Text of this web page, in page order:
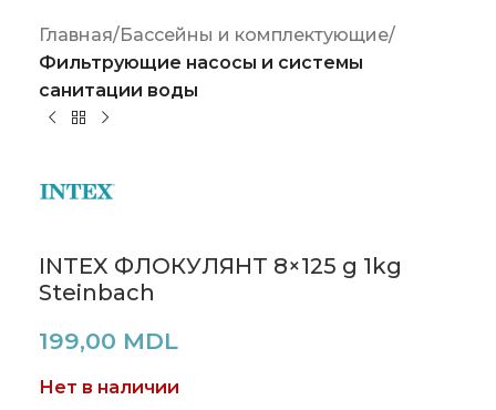
Главная Бассейны и комплектующие
Фильтрующие насосы и системы
санитации воды
INTEX ФЛОКУЛЯНТ 8×125 g 1kg
Steinbach
199,00 MDL
Нет в наличии